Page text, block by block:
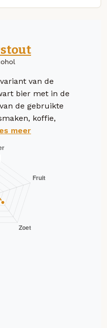
van de
bier met in de
de gebruikte
koffie,
meer